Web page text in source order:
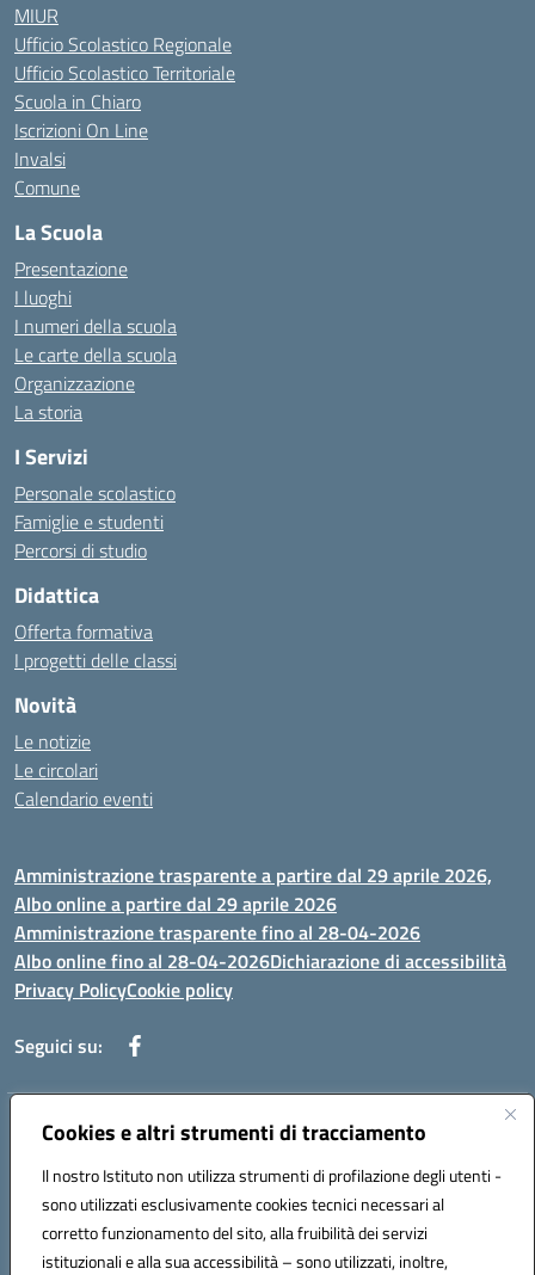
Cookies e altri strumenti di tracciamento
Il nostro Istituto non utilizza strumenti di profilazione degli utenti -
sono utilizzati esclusivamente cookies tecnici necessari al
corretto funzionamento del sito, alla fruibilità dei servizi
istituzionali e alla sua accessibilità – sono utilizzati, inoltre,
MIUR
Ufficio Scolastico Regionale
Ufficio Scolastico Territoriale
Scuola in Chiaro
Iscrizioni On Line
Invalsi
Comune
La Scuola
Presentazione
I luoghi
I numeri della scuola
Le carte della scuola
Organizzazione
La storia
I Servizi
Personale scolastico
Famiglie e studenti
Percorsi di studio
Didattica
Offerta formativa
I progetti delle classi
Novità
Le notizie
Le circolari
Calendario eventi
Amministrazione trasparente a partire dal 29 aprile 2026,
Albo online a partire dal 29 aprile 2026
Amministrazione trasparente fino al 28-04-2026
Albo online fino al 28-04-2026Dichiarazione di accessibilità
Privacy PolicyCookie policy
Seguici su:
Indirizzo:Via Selicato, 1 71122 FOGGIA (FG)
Posta elettronica certificata (PEC):fgee01200c@pec.istruzione.it
Codice fiscale: 80005820719
Codice meccanografico: FGEE01200C